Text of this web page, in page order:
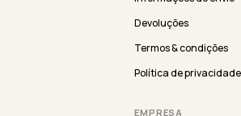
Devoluções
Termos & condições
Política de privacidade
EMPRESA